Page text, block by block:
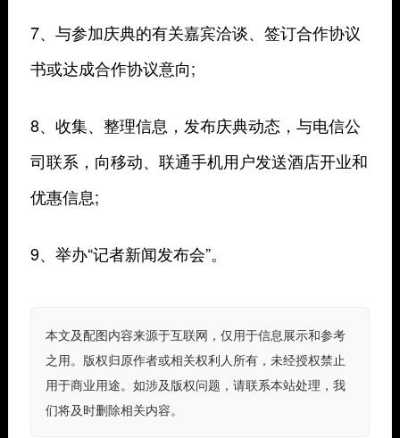
7、与参加庆典的有关嘉宾洽谈、签订合作协议
书或达成合作协议意向;
8、收集、整理信息，发布庆典动态，与电信公
司联系，向移动、联通手机用户发送酒店开业和
优惠信息;
9、举办“记者新闻发布会”。
本文及配图内容来源于互联网，仅用于信息展示和参考
之用。版权归原作者或相关权利人所有，未经授权禁止
用于商业用途。如涉及版权问题，请联系本站处理，我
们将及时删除相关内容。